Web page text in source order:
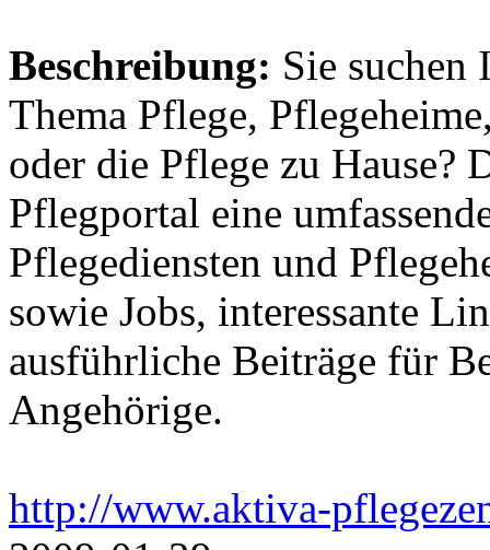
Beschreibung: Sie suchen
Thema Pflege,
oder die Pflege zu Hause?
Pflegportal eine
Pflegediensten und
sowie Jobs, interessante
ausführliche Beiträge für
Angehörige.
http://www.aktiva-